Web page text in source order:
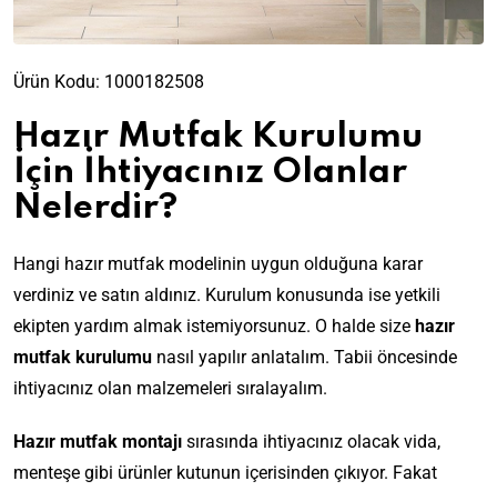
Ürün Kodu: 1000182508
Hazır Mutfak Kurulumu
İçin İhtiyacınız Olanlar
Nelerdir?
Hangi hazır mutfak modelinin uygun olduğuna karar
verdiniz ve satın aldınız. Kurulum konusunda ise yetkili
ekipten yardım almak istemiyorsunuz. O halde size hazır
mutfak kurulumu nasıl yapılır anlatalım. Tabii öncesinde
ihtiyacınız olan malzemeleri sıralayalım.
Hazır mutfak montajı sırasında ihtiyacınız olacak vida,
menteşe gibi ürünler kutunun içerisinden çıkıyor. Fakat